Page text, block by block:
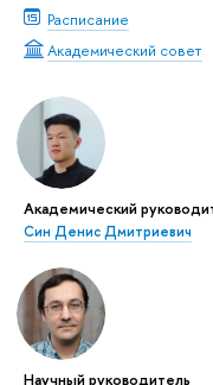
Расписание
Академический совет
Академический
Син Денис Дмитриевич
Научный руководитель